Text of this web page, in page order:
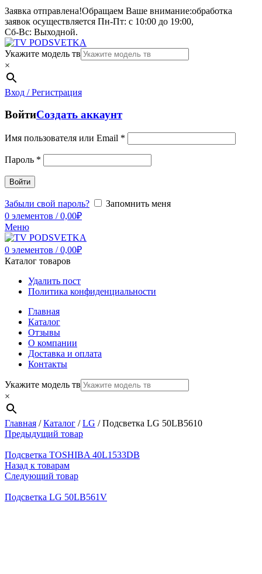
Заявка отправлена!Обращаем Ваше внимание:обработка
заявок осуществляется Пн-Пт: с 10:00 до 19:00,
Сб-Вс: Выходной.
Укажите модель тв
×
Вход / Регистрация
ВойтиСоздать аккаунт
Имя пользователя или Email *
Пароль *
Войти
Забыли свой пароль?
Запомнить меня
0 элементов / 0,00₽
Меню
0 элементов / 0,00₽
Каталог товаров
Удалить пост
Политика конфиденциальности
Главная
Каталог
Отзывы
О компании
Доставка и оплата
Контакты
Укажите модель тв
×
Главная /Каталог /LG /Подсветка LG 50LB5610
Предыдущий товар
Подсветка TOSHIBA 40L1533DB
Назад к товарам
Следующий товар
Подсветка LG 50LB561V